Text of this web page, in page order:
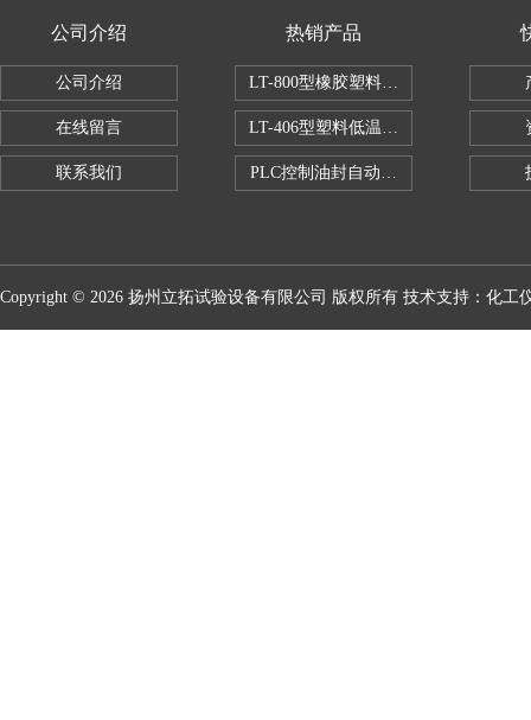
公司介绍
公司介绍
在线留言
联系我们
热销产品
LT-800型橡胶塑料拉伸试验机
LT-406型塑料低温脆性试验机
PLC控制油封自动修边机
Copyright © 2026 扬州立拓试验设备有限公司 版权所有 技术支持： 化工